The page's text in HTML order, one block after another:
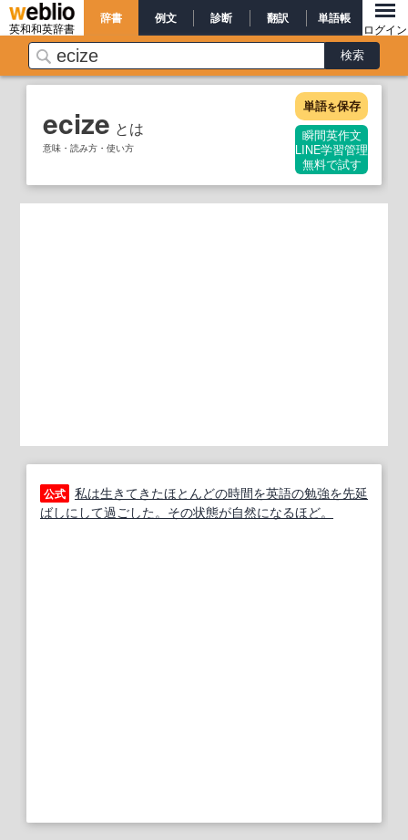
英和和英辞書
辞書 例文 診断 翻訳 単語帳
ログイン
ecize とは
意味・読み方・使い方
単語を保存
瞬間英作文
LINE学習管理
無料で試す
公式 私は生きてきたほとんどの時間を英語の勉強を先延
ばしにして過ごした。その状態が自然になるほど。